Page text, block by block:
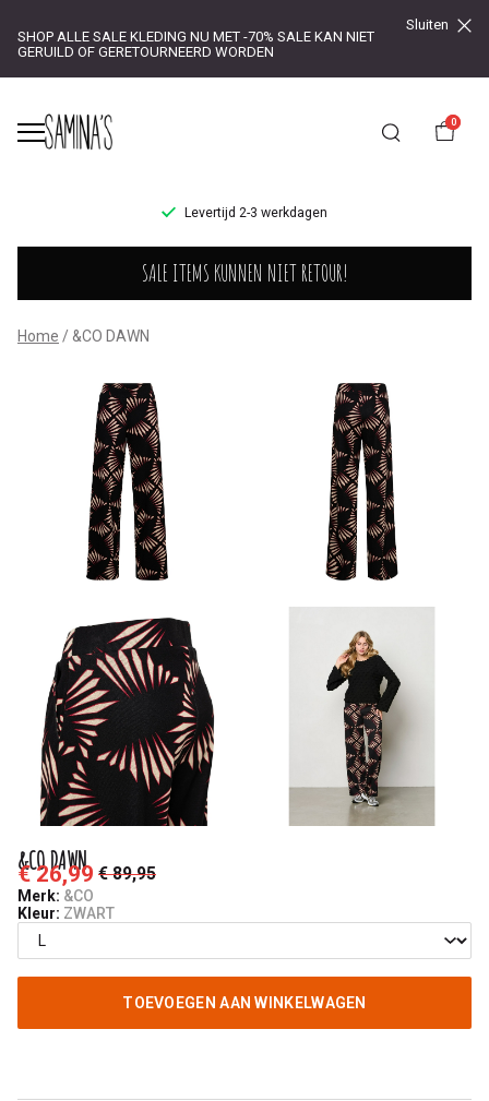
SHOP ALLE SALE KLEDING NU MET -70% SALE KAN NIET
GERUILD OF GERETOURNEERD WORDEN
Sluiten
0
Levertijd 2-3 werkdagen
&CO
DAWN
Saminas
SALE ITEMS KUNNEN NIET RETOUR!
Home &CO DAWN
&CO DAWN
€ 26,99 € 89,95
Merk: &CO
Kleur: ZWART
TOEVOEGEN AAN WINKELWAGEN